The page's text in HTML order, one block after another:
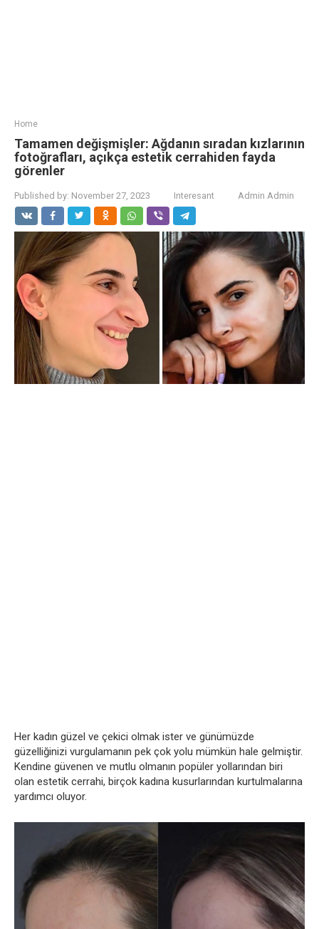
Home
Tamamen değişmişler: Ağdanın sıradan kızlarının
fotoğrafları, açıkça estetik cerrahiden fayda
görenler
Published by: November 27, 2023 Interesant Admin Admin
Her kadın güzel ve çekici olmak ister ve günümüzde
güzelliğinizi vurgulamanın pek çok yolu mümkün hale gelmiştir.
Kendine güvenen ve mutlu olmanın popüler yollarından biri
olan estetik cerrahi, birçok kadına kusurlarından kurtulmalarına
yardımcı oluyor.